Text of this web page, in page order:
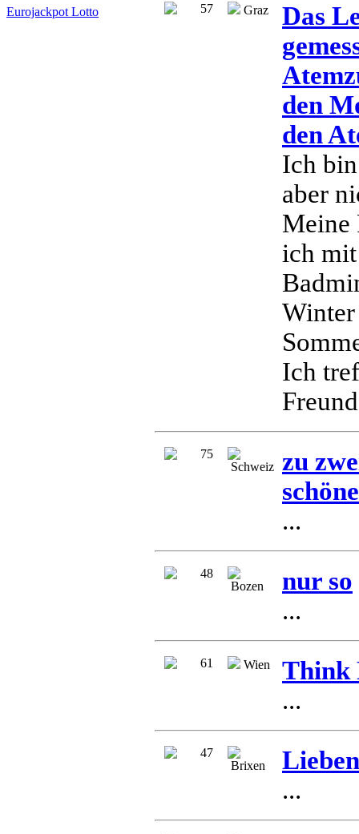
Eurojackpot Lotto
57 Graz
Das
den
den
Ich
aber
Meine
ich
Ich
75
Schweiz
zu
...
48
Bozen
nur so
...
61 Wien
Think
...
47
Brixen
...